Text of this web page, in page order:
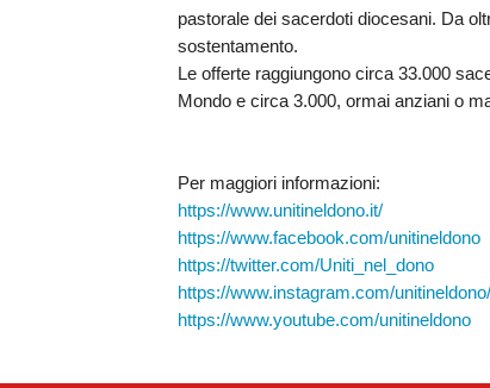
pastorale dei sacerdoti diocesani. Da
sostentamento.
Le offerte raggiungono circa33.000
Mondo e circa3.000, ormai anziani o
Per maggiori informazioni:
https://www.unitineldono.it/
https://www.facebook.com/unitineldono
https://twitter.com/Uniti_nel_dono
https://www.instagram.com/unitineldono/
https://www.youtube.com/unitineldono